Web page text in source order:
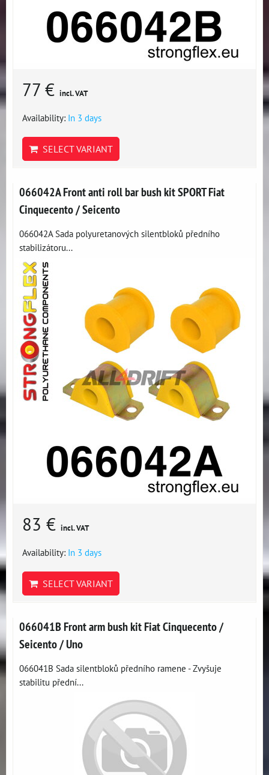
77 € incl. VAT
Availability: In 3 days
SELECT VARIANT
066042A Front anti roll bar bush kit SPORT Fiat
Cinquecento / Seicento
066042A Sada polyuretanových silentbloků předního
stabilizátoru...
83 € incl. VAT
Availability: In 3 days
SELECT VARIANT
066041B Front arm bush kit Fiat Cinquecento /
Seicento / Uno
066041B Sada silentbloků předního ramene - Zvyšuje
stabilitu přední...